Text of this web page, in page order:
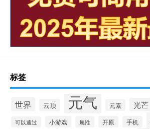
标签
世界 云顶 元气 元素 光芒
可以通过 小游戏 属性 开原 手机